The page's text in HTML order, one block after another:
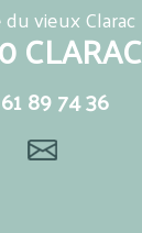
du vieux Clarac
CLARAC
89 74 36